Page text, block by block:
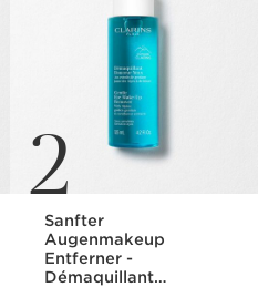
2
Sanfter
Augenmakeup
Entferner -
Démaquillant